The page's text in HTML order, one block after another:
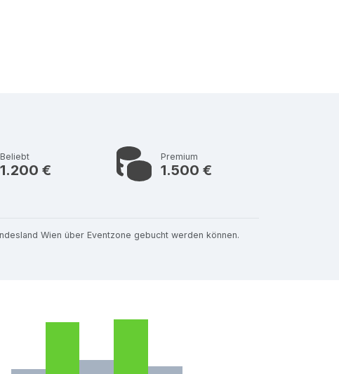
Beliebt
1.200 €
Premium
1.500 €
Wien über Eventzone gebucht werden können.